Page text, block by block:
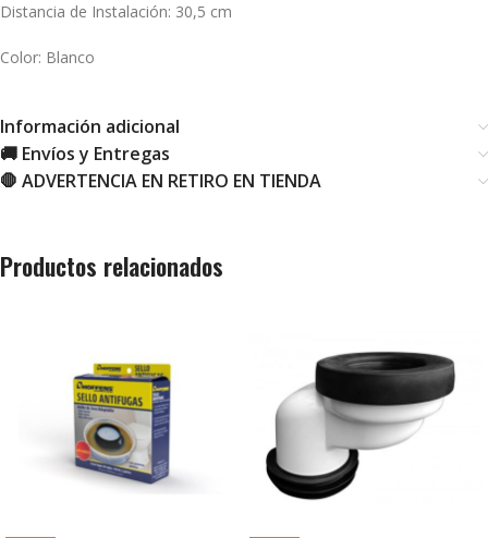
Distancia de Instalación: 30,5 cm
Color: Blanco
Información adicional
🚚 Envíos y Entregas
🛑 ADVERTENCIA EN RETIRO EN TIENDA
Productos relacionados